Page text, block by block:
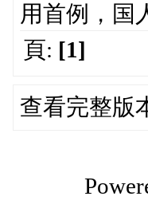
用首例，国
頁: [1]
查看完整版